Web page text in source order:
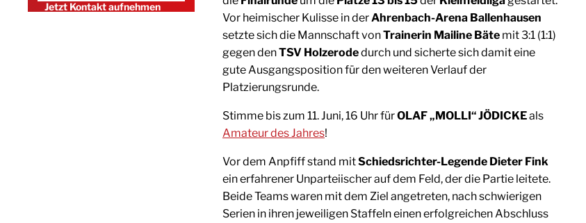
Jetzt Kontakt aufnehmen
Vor heimischer Kulisse in derAhrenbach-Arena Ballenhausen
setzte sich die Mannschaft vonTrainerin Mailine Bäte mit 3:1 (1:1)
gegen denTSV Holzerodedurch und sicherte sich damit eine
gute Ausgangsposition für den weiteren Verlauf der
Platzierungsrunde.
Stimme bis zum 11. Juni, 16 Uhr fürOLAF „MOLLI“ JÖDICKEals
Amateur des Jahres!
Vor dem Anpfiff stand mitSchiedsrichter-Legende Dieter Fink
ein erfahrener Unparteiischer auf dem Feld, der die Partie leitete.
Beide Teams waren mit dem Ziel angetreten, nach schwierigen
Serien in ihren jeweiligen Staffeln einen erfolgreichen Abschluss